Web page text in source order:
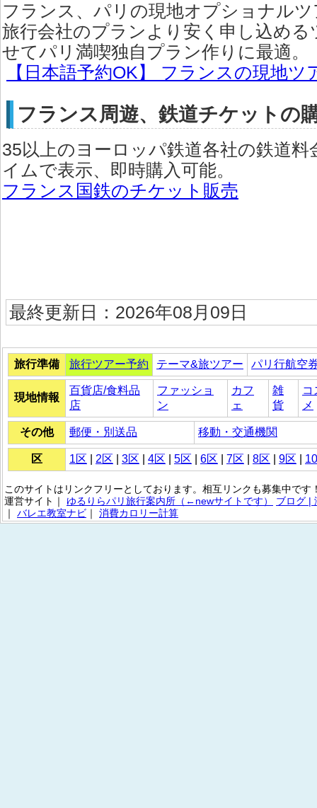
フランス、パリの現地オプショナル
旅行会社のプランより安く申し込め
せてパリ満喫独自プラン作りに最適。
【日本語予約OK】 フランスの現地ツ
フランス周遊、鉄道チケットの
35以上のヨーロッパ鉄道各社の鉄道
イムで表示、即時購入可能。
フランス国鉄のチケット販売
最終更新日：2026年08月09日
旅行準備 旅行ツアー予約 テーマ&旅ツアー パリ行航空
現地情報
百貨店/食料品
店
ファッショ
ン
カフ
ェ
雑
貨
コ
メ
その他 郵便・別送品 移動・交通機関
区 1区 2区 3区 4区 5区 6区 7区 8区 9区
このサイトはリンクフリーとしております。相互リンクも募集中です
運営サイト｜ ゆるりらパリ旅行案内所（←newサイトです）
ブログ |
バレエ教室ナビ 消費カロリー計算